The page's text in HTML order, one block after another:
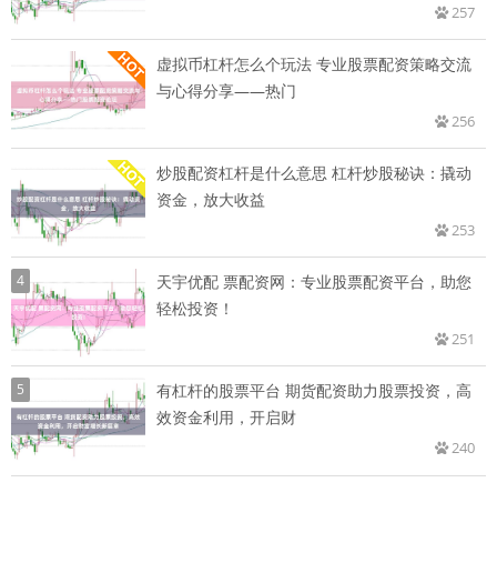
257
虚拟币杠杆怎么个玩法 专业股票配资策略交流
与心得分享——热门
256
炒股配资杠杆是什么意思 杠杆炒股秘诀：撬动
资金，放大收益
253
4
天宇优配 票配资网：专业股票配资平台，助您
轻松投资！
251
5
有杠杆的股票平台 期货配资助力股票投资，高
效资金利用，开启财
240